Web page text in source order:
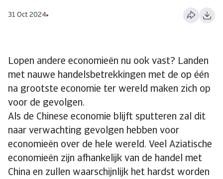
31 Oct 2024
Lopen andere economieën nu ook vast? Landen
met nauwe handelsbetrekkingen met de op één
na grootste economie ter wereld maken zich op
voor de gevolgen.
Als de Chinese economie blijft sputteren zal dit
naar verwachting gevolgen hebben voor
economieën over de hele wereld. Veel Aziatische
economieën zijn afhankelijk van de handel met
China en zullen waarschijnlijk het hardst worden